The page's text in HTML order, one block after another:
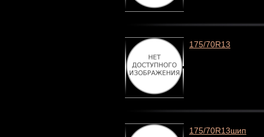
175/70R13
175/70R13шип